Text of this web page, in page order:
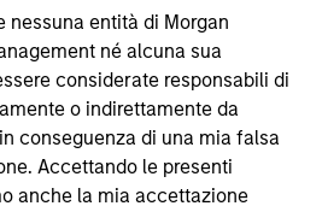
nessuna entità di Morgan
né alcuna sua
considerate responsabili di
o indirettamente da
conseguenza di una mia falsa
Accettando le presenti
anche la mia accettazione